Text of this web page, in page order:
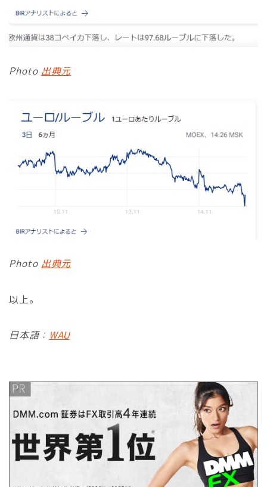
Photo 出典元
Photo 出典元
以上。
日本語： WAU